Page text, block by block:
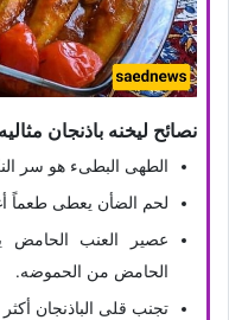
نصائح لیخنه باذنجان مثالیه
الطهی البطیء هو سر
لحم الضأن یعطی طعماً
عصیر العنب الحامض
الحامض من الحموضه.
تجنب قلی الباذنجان